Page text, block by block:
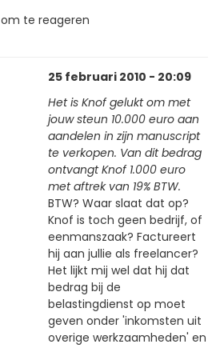
om te reageren
25 februari 2010 - 20:09
Het is Knof gelukt om met
jouw steun 10.000 euro aan
aandelen in zijn manuscript
te verkopen. Van dit bedrag
ontvangt Knof 1.000 euro
met aftrek van 19% BTW.
BTW? Waar slaat dat op?
Knof is toch geen bedrijf, of
eenmanszaak? Factureert
hij aan jullie als freelancer?
Het lijkt mij wel dat hij dat
bedrag bij de
belastingdienst op moet
geven onder 'inkomsten uit
overige werkzaamheden' en